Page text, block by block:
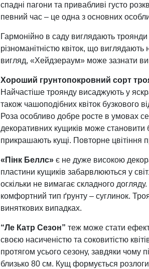
спадні пагони та привабливі густо
певний час – це одна з основних
Гармонійно в саду виглядають
різноманітністю квіток, що
вигляд, «Хейдзераум» може зазнати
Хороший грунтопокровний сорт
Найчастіше троянду висаджують у
також чашоподібних квіток бузкового
Роза особливо добре росте в умовах
декоративних кущиків може
прикрашають кущі. Повторне цвітіння
«Пінк Беллс» є не дуже високою
пластини кущиків забарвлюються у
оскільки не вимагає складного
комфортний тип ґрунту – суглинок.
виняткових випадках.
“Ле Катр Сезон” теж може стати
своєю насиченістю та соковитістю
протягом усього сезону, завдяки чому
близько 80 см. Кущ формується